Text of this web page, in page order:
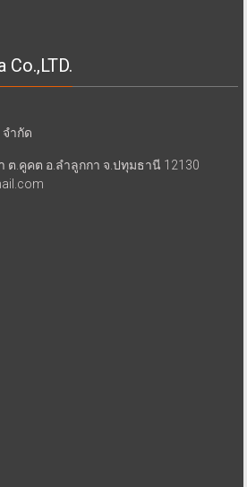
Co.,LTD.
ำกัด
ต.คูคต อ.ลำลูกกา จ.ปทุมธานี 12130